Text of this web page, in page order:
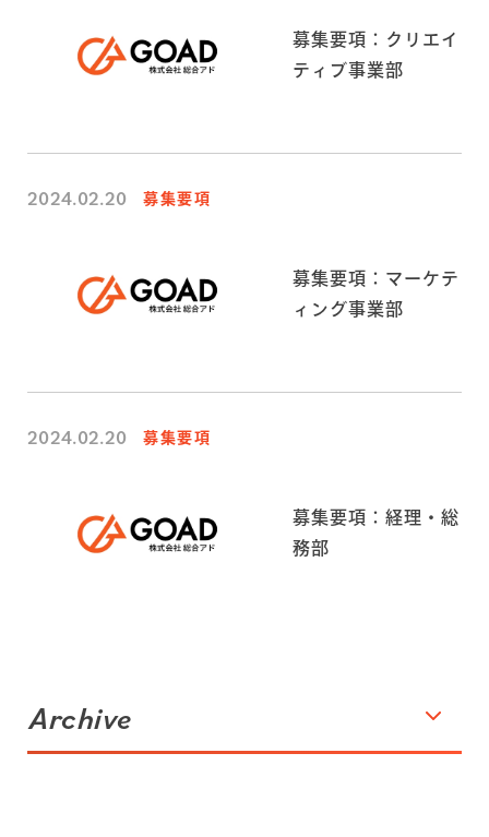
募集要項：クリエイ
ティブ事業部
2024.02.20 募集要項
募集要項：マーケテ
ィング事業部
2024.02.20 募集要項
募集要項：経理・総
務部
Archive